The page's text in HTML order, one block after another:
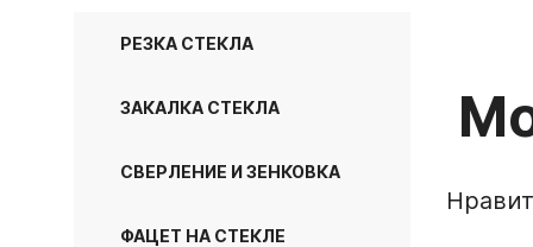
Готовые работы
РЕЗКА СТЕКЛА
ЗАКАЛКА СТЕКЛА
СВЕРЛЕНИЕ И ЗЕНКОВКА
ФАЦЕТ НА СТЕКЛЕ